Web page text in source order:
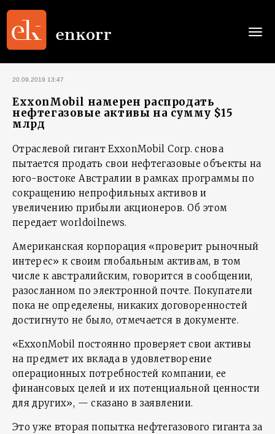
20.09.2019 13:47
ExxonMobil намерен распродать
нефтегазовые активы на сумму $15
млрд
Отраслевой гигант ExxonMobil Corp. снова
пытается продать свои нефтегазовые объекты на
юго-востоке Австралии в рамках программы по
сокращению непрофильных активов и
увеличению прибыли акционеров. Об этом
передает worldoilnews.
Американская корпорация «проверит рыночный
интерес» к своим глобальным активам, в том
числе к австралийским, говорится в сообщении,
разосланном по электронной почте. Покупатели
пока не определены, никаких договоренностей
достигнуто не было, отмечается в документе.
«ExxonMobil постоянно проверяет свои активы
на предмет их вклада в удовлетворение
операционных потребностей компании, ее
финансовых целей и их потенциальной ценности
для других», — сказано в заявлении.
Это уже вторая попытка нефтегазового гиганта за